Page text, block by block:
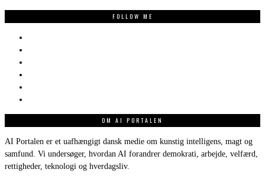
FOLLOW ME
OM AI PORTALEN
AI Portalen er et uafhængigt dansk medie om kunstig intelligens, magt og
samfund. Vi undersøger, hvordan AI forandrer demokrati, arbejde, velfærd,
rettigheder, teknologi og hverdagsliv.